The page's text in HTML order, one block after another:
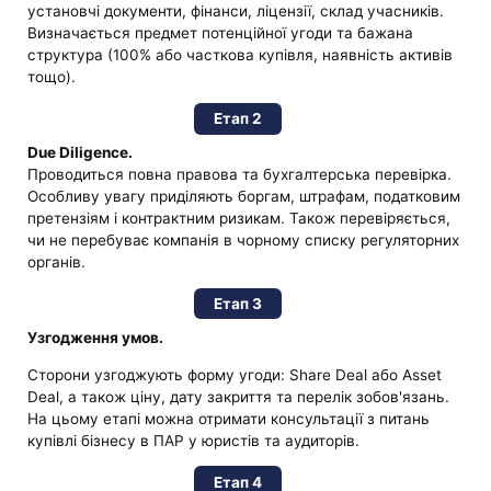
установчі документи, фінанси, ліцензії, склад учасників.
Визначається предмет потенційної угоди та бажана
структура (100% або часткова купівля, наявність активів
тощо).
Етап 2
Due Diligence.
Проводиться повна правова та бухгалтерська перевірка.
Особливу увагу приділяють боргам, штрафам, податковим
претензіям і контрактним ризикам. Також перевіряється,
чи не перебуває компанія в чорному списку регуляторних
органів.
Етап 3
Узгодження умов.
Сторони узгоджують форму угоди: Share Deal або Asset
Deal, а також ціну, дату закриття та перелік зобов'язань.
На цьому етапі можна отримати консультації з питань
купівлі бізнесу в ПАР у юристів та аудиторів.
Етап 4